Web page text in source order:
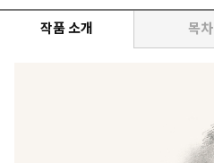
작품 소개 목차